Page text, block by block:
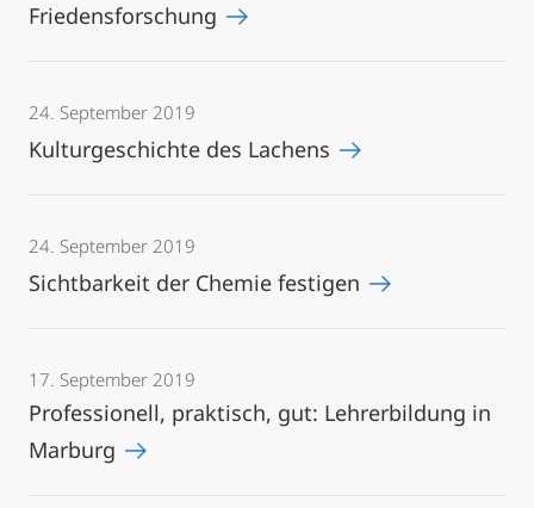
Friedensforschung
24. September 2019
Kulturgeschichte des Lachens
24. September 2019
Sichtbarkeit der Chemie festigen
17. September 2019
Professionell, praktisch, gut: Lehrerbildung in
Marburg